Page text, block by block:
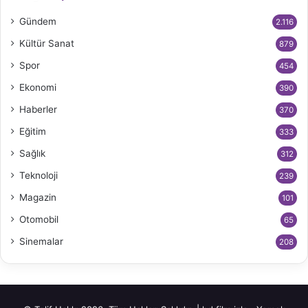
Gündem 2.116
Kültür Sanat 879
Spor 454
Ekonomi 390
Haberler 370
Eğitim 333
Sağlık 312
Teknoloji 239
Magazin 101
Otomobil 65
Sinemalar 208